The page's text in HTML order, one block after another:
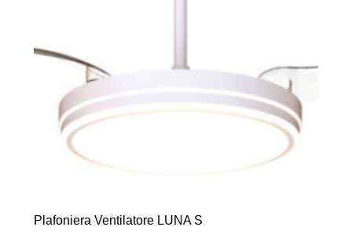
Plafoniera Ventilatore LUNA S